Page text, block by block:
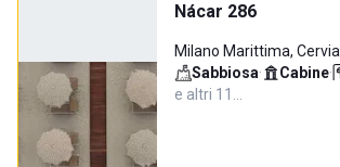
Nácar 286
Milano Marittima, Cervia
Sabbiosa· Cabine·
e altri 11…